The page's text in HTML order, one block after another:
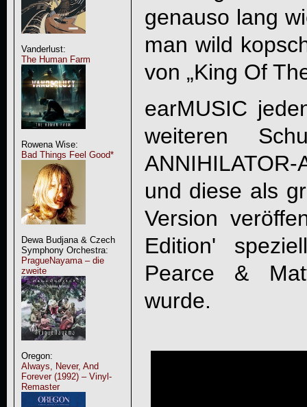
Vanderlust:
The Human Farm
Rowena Wise:
Bad Things Feel Good*
Dewa Budjana & Czech
Symphony Orchestra:
PragueNayama – die
zweite
Oregon:
Always, Never, And
Forever (1992) – Vinyl-
Remaster
genauso lang
man wild
von „King Of
earMUSIC
weiteren
ANNIHILATOR-
und diese als
Version
Edition'
Pearce &
wurde.